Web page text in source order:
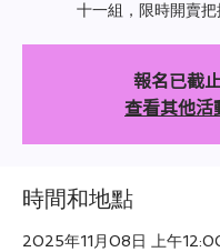
十一組，限時開賣把
報名已截止
查看其他活
時間和地點
2025年11月08日 上午